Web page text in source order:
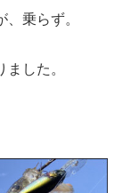
乗らず。
した。